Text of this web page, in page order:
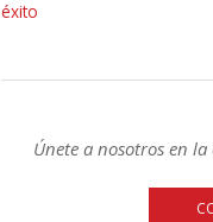
éxito
Únete a nosotros en